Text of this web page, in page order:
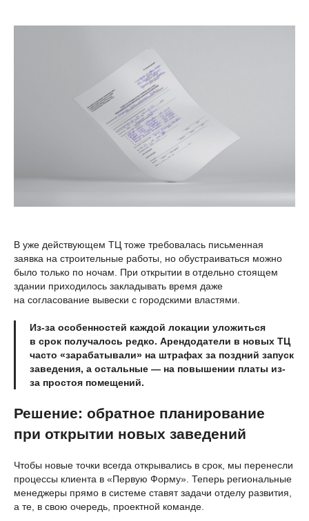
В уже действующем ТЦ тоже требовалась письменная
заявка на строительные работы, но обустраиваться можно
было только по ночам. При открытии в отдельно стоящем
здании приходилось закладывать время даже
на согласование вывески с городскими властями.
Из-за особенностей каждой локации уложиться
в срок получалось редко. Арендодатели в новых ТЦ
часто «зарабатывали» на штрафах за поздний запуск
заведения, а остальные — на повышении платы из-
за простоя помещений.
Решение: обратное планирование
при открытии новых заведений
Чтобы новые точки всегда открывались в срок, мы перенесли
процессы клиента в «Первую Форму». Теперь региональные
менеджеры прямо в системе ставят задачи отделу развития,
а те, в свою очередь, проектной команде.